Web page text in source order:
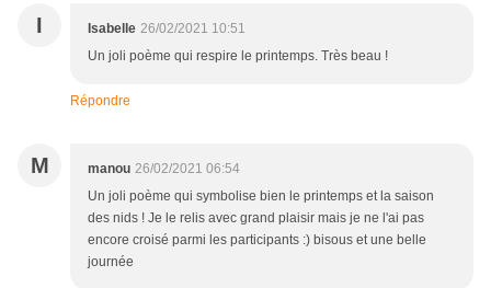
I Isabelle 26/02/2021 10:51
Un joli poème qui respire le printemps. Très beau !
Répondre
M manou 26/02/2021 06:54
Un joli poème qui symbolise bien le printemps et la saison
des nids ! Je le relis avec grand plaisir mais je ne l'ai pas
encore croisé parmi les participants :) bisous et une belle
journée